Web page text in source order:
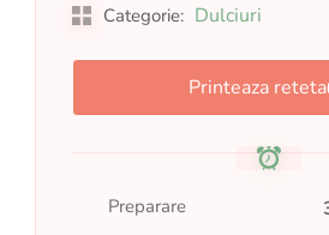
Categorie: Dulciuri
Printeaza reteta
Preparare